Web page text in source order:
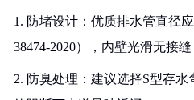
1. 防堵设计：优质排水管直径
38474-2020），内壁光滑无接
2. 防臭处理：建议选择S型存